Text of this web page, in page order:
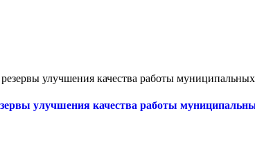
улучшения качества работы
улучшения качества работы